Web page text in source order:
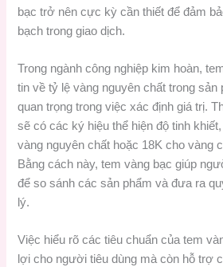
bạc trở nên cực kỳ cần thiết để đảm
bạch trong giao dịch.
Trong ngành công nghiệp kim hoàn,
tin về tỷ lệ vàng nguyên chất trong sản
quan trọng trong việc xác định giá trị.
sẽ có các ký hiệu thể hiện độ tinh
vàng nguyên chất hoặc 18K cho vàng
Bằng cách này, tem vàng bạc giúp
để so sánh các sản phẩm và đưa ra
lý.
Việc hiểu rõ các tiêu chuẩn của tem
lợi cho người tiêu dùng mà còn hỗ trợ